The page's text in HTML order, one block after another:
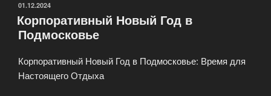
Вашего
Мечтаний!»
ОПУБЛИКОВАНО
01.12.2024
Корпоративный Новый Год в
Подмосковье
Корпоративный Новый Год в Подмосковье: Время для
Настоящего Отдыха